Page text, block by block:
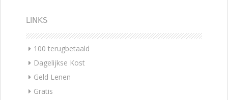
LINKS
100 terugbetaald
Dagelijkse Kost
Geld Lenen
Gratis